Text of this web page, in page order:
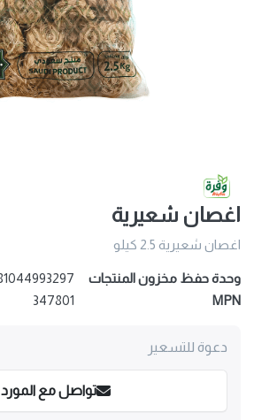
اغصان شعيرية
اغصان شعيرية 2.5 كيلو
وحدة حفظ مخزون المنتجات
MPN
347801
دعوة للتسعير
تواصل مع المورد